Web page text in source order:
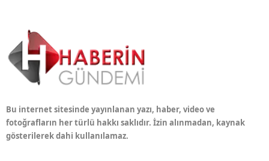
Bu internet sitesinde yayınlanan yazı, haber, video ve
fotoğrafların her türlü hakkı saklıdır. İzin alınmadan, kaynak
gösterilerek dahi kullanılamaz.